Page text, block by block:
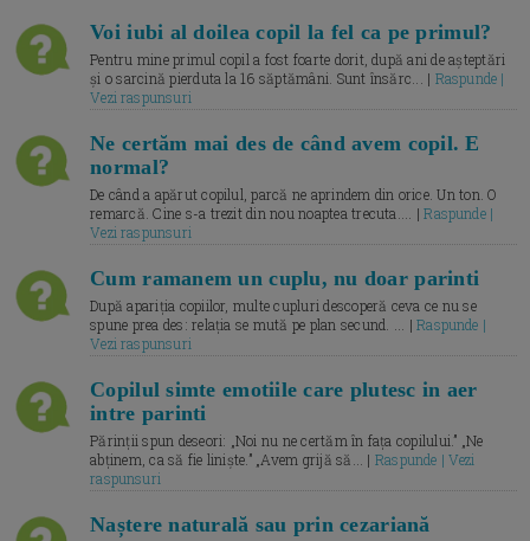
Voi iubi al doilea copil la fel ca pe primul?
Pentru mine primul copil a fost foarte dorit, după ani de așteptări
și o sarcină pierduta la 16 săptămâni. Sunt însărc... | Raspunde |
Vezi raspunsuri
Ne certăm mai des de când avem copil. E
normal?
De când a apărut copilul, parcă ne aprindem din orice. Un ton. O
remarcă. Cine s-a trezit din nou noaptea trecuta.... |Raspunde |
Vezi raspunsuri
Cum ramanem un cuplu, nu doar parinti
După apariția copiilor, multe cupluri descoperă ceva ce nu se
spune prea des: relația se mută pe plan secund. ... |Raspunde |
Vezi raspunsuri
Copilul simte emotiile care plutesc in aer
intre parinti
Părinții spun deseori: „Noi nu ne certăm în fața copilului.” „Ne
abținem, ca să fie liniște.” „Avem grijă să... | Raspunde | Vezi
raspunsuri
Naștere naturală sau prin cezariană